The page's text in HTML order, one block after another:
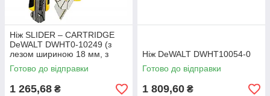
Ніж SLIDER – CARTRIDGE
DeWALT DWHT0-10249 (з
лезом шириною 18 мм, з
сегментами, що
відламуються)
Готово до відправки
1 265,68 ₴
Ніж DeWALT DWHT10054-0
Готово до відправки
1 809,60 ₴